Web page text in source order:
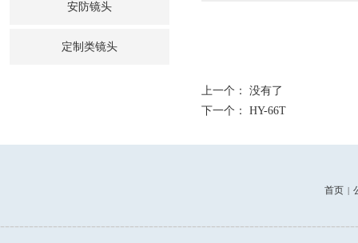
安防镜头
定制类镜头
上一个： 没有了
下一个： HY-66T
首页 |